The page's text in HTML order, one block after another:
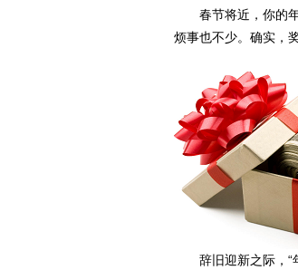
春节将近，你的年
烦事也不少。确实，
辞旧迎新之际，“年